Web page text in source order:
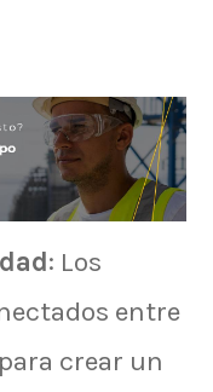
: Los
entre
crear un